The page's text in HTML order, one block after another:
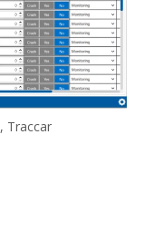
, Traccar